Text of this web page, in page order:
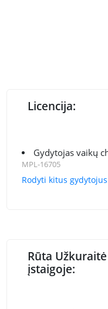
Licencija:
Gydytojas vaikų
MPL-16705
Rodyti kitus
Rūta
įstaigoje: